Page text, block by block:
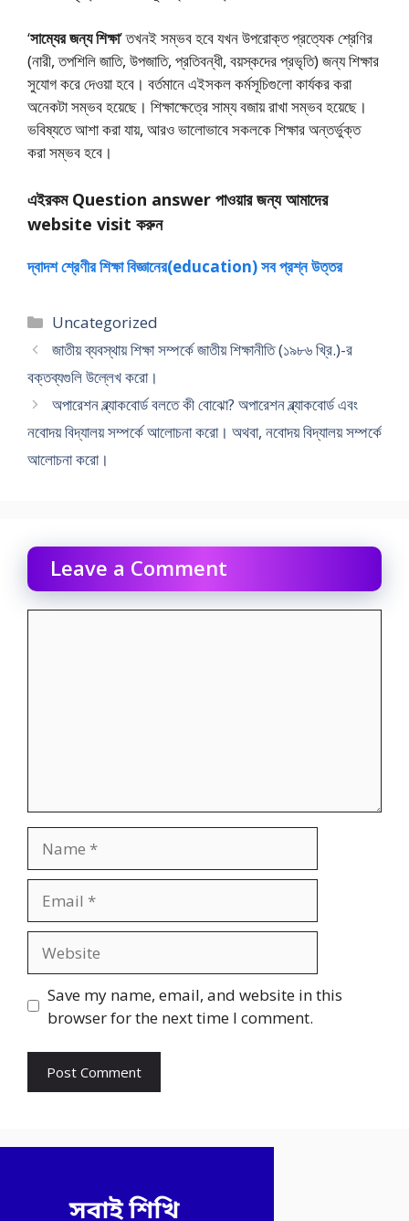
‘সাম্যের জন্য শিক্ষা’ তখনই সম্ভব হবে যখন উপরোক্ত প্রত্যেক শ্রেণির
(নারী, তপশিলি জাতি, উপজাতি, প্রতিবন্ধী, বয়স্কদের প্রভৃতি) জন্য শিক্ষার
সুযোগ করে দেওয়া হবে। বর্তমানে এইসকল কর্মসূচিগুলো কার্যকর করা
অনেকটা সম্ভব হয়েছে। শিক্ষাক্ষেত্রে সাম্য বজায় রাখা সম্ভব হয়েছে।
ভবিষ্যতে আশা করা যায়, আরও ভালোভাবে সকলকে শিক্ষার অন্তর্ভুক্ত
করা সম্ভব হবে।
এইরকম Question answer পাওয়ার জন্য আমাদের
website visit করুন
দ্বাদশ শ্রেণীর শিক্ষা বিজ্ঞানের(education) সব প্রশ্ন উত্তর
Categories
Uncategorized
জাতীয় ব্যবস্থায় শিক্ষা সম্পর্কে জাতীয় শিক্ষানীতি (১৯৮৬ খ্রি.)-র
বক্তব্যগুলি উল্লেখ করো।
অপারেশন ব্ল্যাকবোর্ড বলতে কী বোঝো? অপারেশন ব্ল্যাকবোর্ড এবং
নবোদয় বিদ্যালয় সম্পর্কে আলােচনা করাে। অথবা, নবোদয় বিদ্যালয় সম্পর্কে
আলােচনা করাে।
Leave a Comment
Save my name, email, and website in this
browser for the next time I comment.